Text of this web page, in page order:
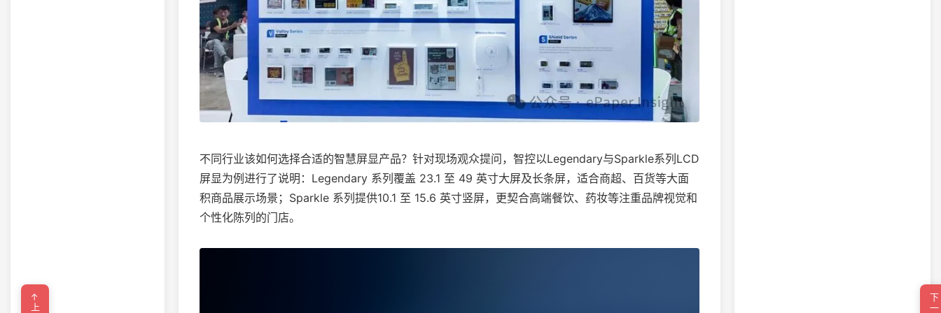
不同行业该如何选择合适的智慧屏显产品？针对现场观众提问，智控以Legendary与Sparkle系列LCD
屏显为例进行了说明：Legendary 系列覆盖 23.1 至 49 英寸大屏及长条屏，适合商超、百货等大面
积商品展示场景；Sparkle 系列提供10.1 至 15.6 英寸竖屏，更契合高端餐饮、药妆等注重品牌视觉和
个性化陈列的门店。